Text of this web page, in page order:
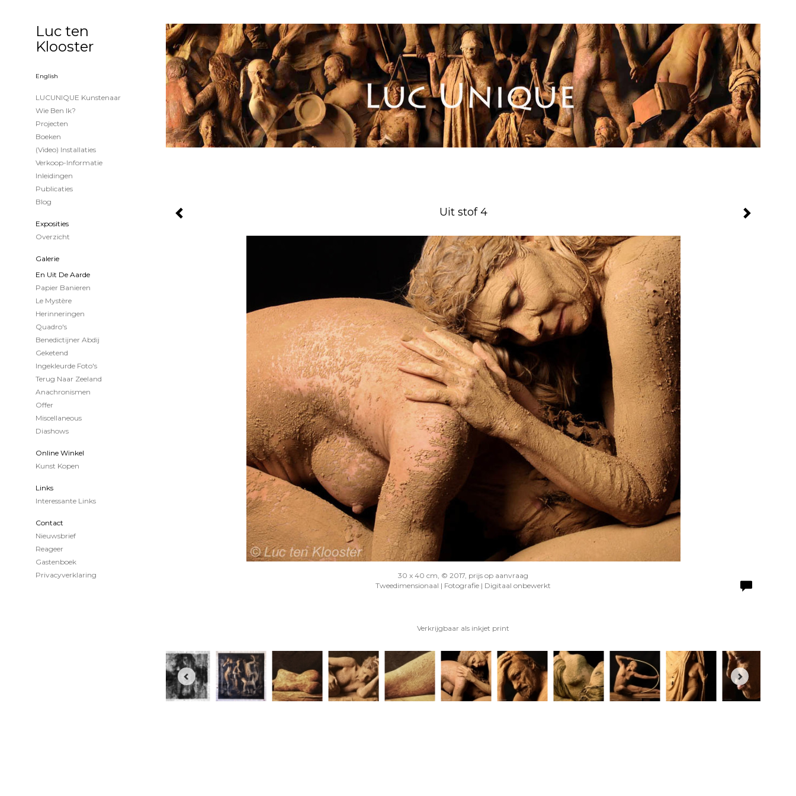
Uit stof 4
30 x 40 cm, © 2017, prijs op aanvraag
Tweedimensionaal | Fotografie | Digitaal onbewerkt
Verkrijgbaar als inkjet print
Luc ten
Klooster
English
LUCUNIQUE Kunstenaar
Wie Ben Ik?
Projecten
Boeken
(Video) Installaties
Verkoop-Informatie
Inleidingen
Publicaties
Blog
Exposities
Overzicht
Galerie
En Uit De Aarde
Papier Banieren
Le Mystère
Herinneringen
Quadro's
Benedictijner Abdij
Geketend
Ingekleurde Foto's
Terug Naar Zeeland
Anachronismen
Offer
Miscellaneous
Diashows
Online Winkel
Kunst Kopen
Links
Interessante Links
Contact
Nieuwsbrief
Reageer
Gastenboek
Privacyverklaring